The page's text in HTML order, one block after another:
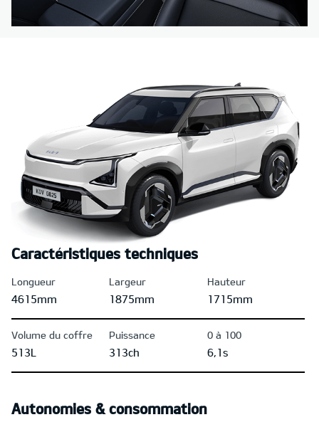
Caractéristiques techniques
Longueur
4615mm
Largeur
1875mm
Hauteur
1715mm
Volume du coffre
513L
Puissance
313ch
0 à 100
6,1s
Autonomies & consommation